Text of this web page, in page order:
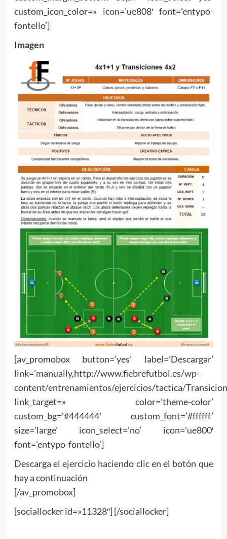
custom_icon_color=» icon=’ue808′ font=’entypo-
fontello’]
Imagen
[av_promobox button=’yes’ label=’Descargar’
link=’manually,http://www.fiebrefutbol.es/wp-
content/entrenamientos/ejercicios/tactica/
link_target=» color=’theme-color’
custom_bg=’#444444′ custom_font=’#ffffff’
size=’large’ icon_select=’no’ icon=’ue800′
font=’entypo-fontello’]
Descarga el ejercicio haciendo clic en el botón que
hay a continuación
[/av_promobox]
[sociallocker id=»11328″] [/sociallocker]